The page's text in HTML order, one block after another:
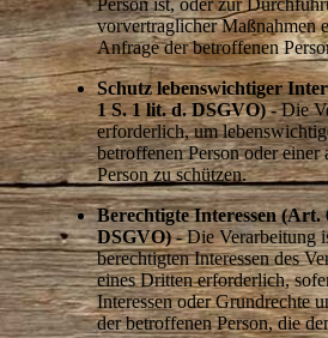
Person ist, oder zur
vorvertraglicher Maßnahmen
Anfrage der betroffenen
Schutz lebenswichtiger
1 S. 1 lit. d. DSGVO)- Die
erforderlich, um
betroffenen Person oder einer
Person zu schützen.
Berechtigte Interessen (Art.
DSGVO)- Die Verarbeitung
berechtigten Interessen des
eines Dritten erforderlich,
Interessen oder Grundrechte
der betroffenen Person, die